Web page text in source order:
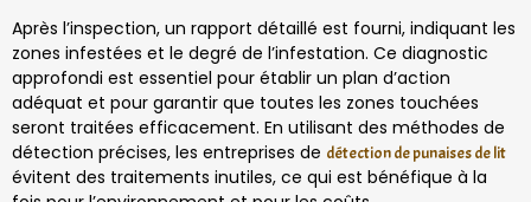
Après l’inspection, un rapport détaillé est fourni, indiquant les
zones infestées et le degré de l’infestation. Ce diagnostic
approfondi est essentiel pour établir un plan d’action
adéquat et pour garantir que toutes les zones touchées
seront traitées efficacement. En utilisant des méthodes de
détection précises, les entreprises de détection de punaises de lit
évitent des traitements inutiles, ce qui est bénéfique à la